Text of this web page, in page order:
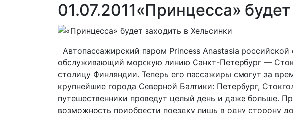
01.07.2011«Принцесса»
Автопассажирский паром Princess Anastasia российской
обслуживающий морскую линию Санкт-Петербург —
столицу Финляндии. Теперь его пассажиры смогут за
крупнейшие города Северной Балтики: Петербург,
путешественники проведут целый день и даже больше.
возможность приобрести поездку лишь в одну сторону